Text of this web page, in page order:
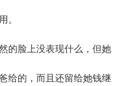
。
脸上没表现什么，但她
给的，而且还留给她钱继